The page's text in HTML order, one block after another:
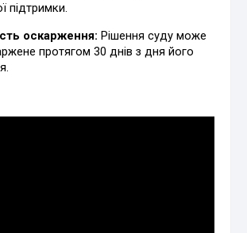
підтримки.
оскарження: Рішення суду може
протягом 30 днів з дня його